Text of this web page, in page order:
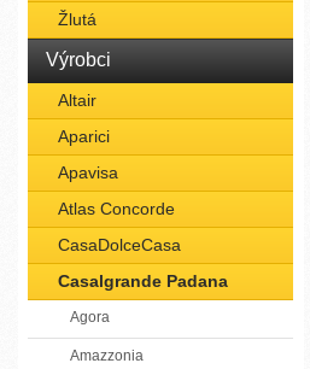
Žlutá
Výrobci
Altair
Aparici
Apavisa
Atlas Concorde
CasaDolceCasa
Casalgrande Padana
Agora
Amazzonia